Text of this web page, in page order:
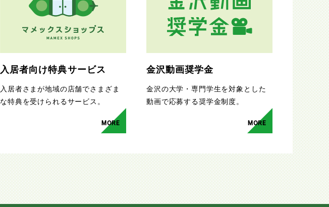
入居者向け特典サービス
入居者さまが地域の店舗でさまざま
な特典を受けられるサービス。
MORE
金沢動画奨学金
金沢の大学・専門学生を対象とした
動画で応募する奨学金制度。
MORE